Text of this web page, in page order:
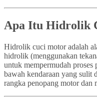
Apa Itu Hidrolik
Hidrolik cuci motor adalah
hidrolik (menggunakan
untuk mempermudah proses
bawah kendaraan yang sulit
rangka penopang motor dan